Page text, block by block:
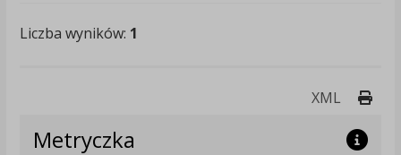
Liczba wyników: 1
XML
Metryczka